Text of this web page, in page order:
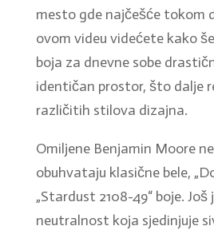
mesto gde najčešće tokom
ovom videu videćete kako
boja za dnevne sobe
identičan prostor, što dalje
različitih stilova dizajna.
Omiljene Benjamin Moore
obuhvataju klasične bele,
„Stardust 2108-49“ boje.
neutralnost koja sjedinjuje